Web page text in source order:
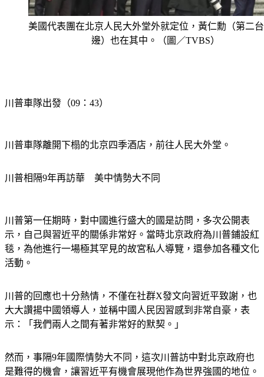
美國代表團在北京人民大外堂外就定位，黃仁勳（第二
邊）也在其中。（圖／TVBS）
川普車隊出發（09：43）
川普車隊離開下榻的北京四季酒店，前往人民大外堂。
川普相隔9年再訪華　美中情勢大不同
川普第一任期時，對中國進行盛大的國是訪問，多次公開表
示，自己與習近平的關係非常好。當時北京政府為川普鋪設紅
毯，為他進行一場極其罕見的故宮私人導覽，還參加各種文化
活動。
川普的回應也十分熱情，不僅在社群X發文向習近平致謝，也
大大讚揚中國領導人，並稱中國人民因習感到非常自豪，表
示：「我們兩人之間有著非常好的默契。」
然而，事隔9年國際情勢大不同，這次川普訪中對北京政府也
是難得的機會，讓習近平有機會展現他作為世界強國的地位。